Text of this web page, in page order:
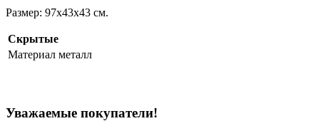
Размер: 97х43х43 см.
Скрытые
Материал металл
Уважаемые покупатели!